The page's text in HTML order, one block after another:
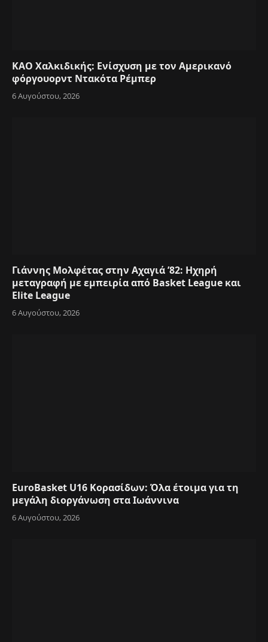
ΚΑΟ Χαλκιδικής: Ενίσχυση με τον Αμερικανό
φόργουορντ Ντακότα Ρέμπερ
6 Αυγούστου, 2026
Γιάννης Μολφέτας στην Αχαγιά ’82: Ηχηρή
μεταγραφή με εμπειρία από Basket League και
Elite League
6 Αυγούστου, 2026
EuroBasket U16 Κορασίδων: Όλα έτοιμα για τη
μεγάλη διοργάνωση στα Ιωάννινα
6 Αυγούστου, 2026